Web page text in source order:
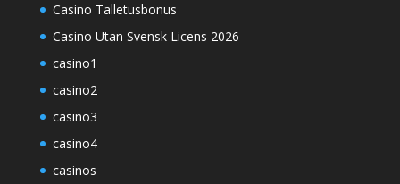
Casino Talletusbonus
Casino Utan Svensk Licens 2026
casino1
casino2
casino3
casino4
casinos